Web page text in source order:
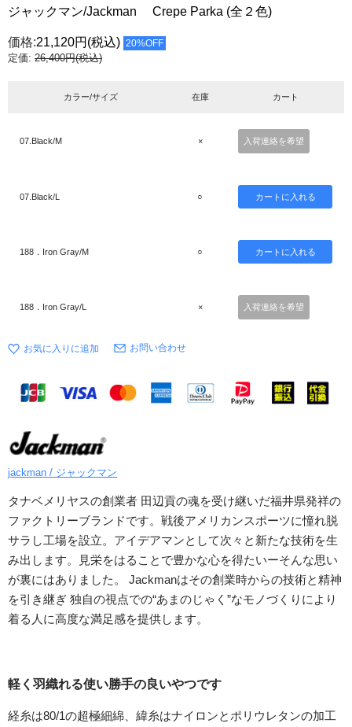
ジャックマン/Jackman Crepe Parka (全２色)
価格:21,120円 (税込) 20%OFF
定価: 26,400円(税込)
カラー/サイズ 在庫 カート
07.Black/M × 入荷連絡を希望
07.Black/L ○
188．Iron Gray/M ○
188．Iron Gray/L × 入荷連絡を希望
お問い合わせ
jackman / ジャックマン
タナベメリヤスの創業者 田辺貢の魂を受け継いだ福井県発祥の
ファクトリーブランドです。戦後アメリカンスポーツに憧れ脱
サラし工場を設立。アイデアマンとして次々と新たな技術を生
み出します。見栄をはることで豊かな心を得たいーそんな思い
が裏にはありました。 Jackmanはその創業時からの技術と精神
を引き継ぎ 独自の視点での“あまのじゃく”なモノづくりにより
着る人に高度な満足感を提供します。
軽く羽織れる使い勝手の良いやつです
経糸は80/1の超極細綿、緯糸はナイロンとポリウレタンの加工